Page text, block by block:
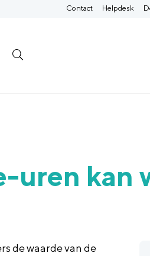
Contact Helpdesk
uren kan
de waarde van de